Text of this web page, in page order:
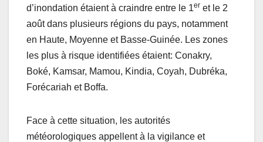
d’inondation étaient à craindre entre le 1er et le 2
août dans plusieurs régions du pays, notamment
en Haute, Moyenne et Basse-Guinée. Les zones
les plus à risque identifiées étaient: Conakry,
Boké, Kamsar, Mamou, Kindia, Coyah, Dubréka,
Forécariah et Boffa.
Face à cette situation, les autorités
météorologiques appellent à la vigilance et